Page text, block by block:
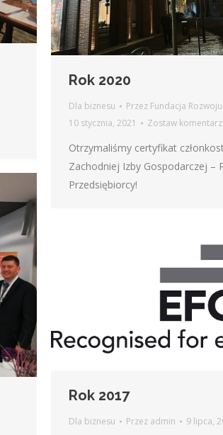
Rok 2020
Dla biznesu Przez Fundacja Rozwoju
10 stycznia, 2021
Zostaw komentarz
Otrzymaliśmy certyfikat
Zachodniej Izby Gospodarczej –
Przedsiębiorcy!
Rok 2017
Dla biznesu Przez admin 9 lipca,